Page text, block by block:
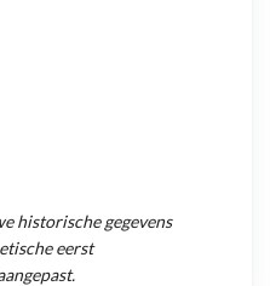
historische gegevens
eerst